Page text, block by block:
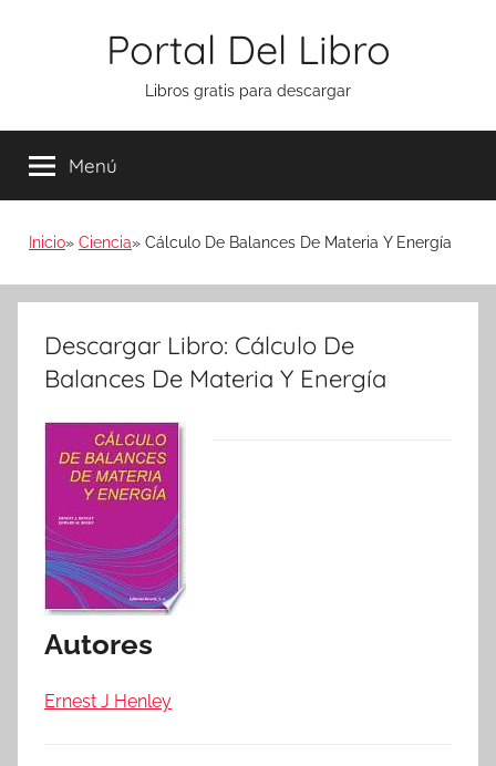
Portal Del Libro
Libros gratis para descargar
Menú
Inicio Ciencia Cálculo De Balances De Materia Y Energía
Descargar Libro: Cálculo De
Balances De Materia Y Energía
Autores
Ernest J Henley